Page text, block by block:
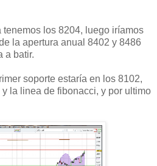
los 8204, luego iríamos
la apertura anual 8402 y 8486
a batir.
soporte estaría en los 8102,
la linea de fibonacci, y por ultimo